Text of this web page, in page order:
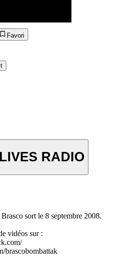
Favori
RADIO
sort le 8 septembre 2008.
vidéos sur :
brascobombattak